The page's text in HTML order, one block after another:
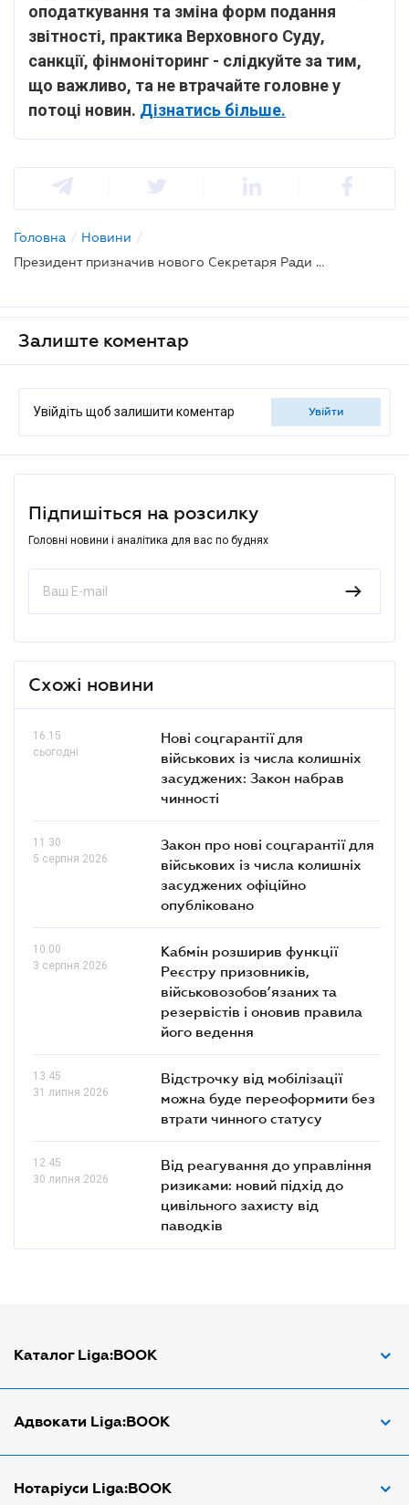
оподаткування та зміна форм подання
звітності, практика Верховного Суду,
санкції, фінмоніторинг - слідкуйте за тим,
що важливо, та не втрачайте головне у
потоці новин. Дізнатись більше.
Головна / Новини /
Президент призначив нового Секретаря Ради нацбезпеки і оборони
Залиште коментар
Увійдіть щоб залишити коментар увійти
Підпишіться на розсилку
Головні новини і аналітика для вас по буднях
Схожі новини
16.15
сьогодні
Нові соцгарантії для
військових із числа колишніх
засуджених: Закон набрав
чинності
11.30
5 серпня 2026
Закон про нові соцгарантії для
військових із числа колишніх
засуджених офіційно
опубліковано
10.00
3 серпня 2026
Кабмін розширив функції
Реєстру призовників,
військовозобов’язаних та
резервістів і оновив правила
його ведення
13.45
31 липня 2026
Відстрочку від мобілізації
можна буде переоформити без
втрати чинного статусу
12.45
30 липня 2026
Від реагування до управління
ризиками: новий підхід до
цивільного захисту від
паводків
Каталог Liga:BOOK
Адвокат по ДТП
Арбітражний керуючий
Адвокати Liga:BOOK
Адвокати Дніпра
Нотаріуси Liga:BOOK